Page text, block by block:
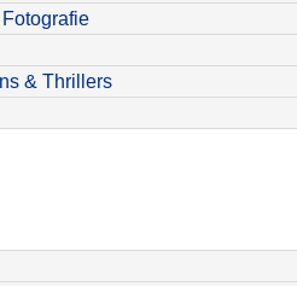
& Thrillers